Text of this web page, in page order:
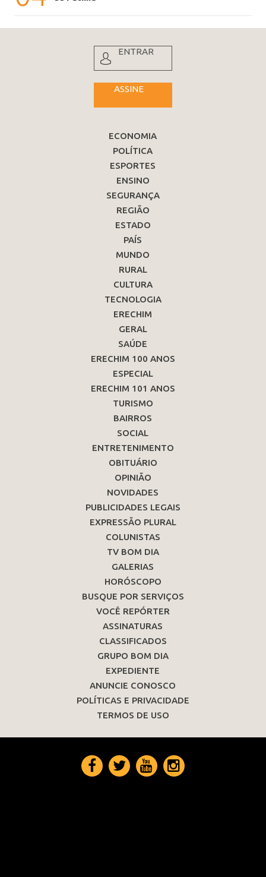
ENTRAR
ASSINE
ECONOMIA
POLÍTICA
ESPORTES
ENSINO
SEGURANÇA
REGIÃO
ESTADO
PAÍS
MUNDO
RURAL
CULTURA
TECNOLOGIA
ERECHIM
GERAL
SAÚDE
ERECHIM 100 ANOS
ESPECIAL
ERECHIM 101 ANOS
TURISMO
BAIRROS
SOCIAL
ENTRETENIMENTO
OBITUÁRIO
OPINIÃO
NOVIDADES
PUBLICIDADES LEGAIS
EXPRESSÃO PLURAL
COLUNISTAS
TV BOM DIA
GALERIAS
HORÓSCOPO
BUSQUE POR SERVIÇOS
VOCÊ REPÓRTER
ASSINATURAS
CLASSIFICADOS
GRUPO BOM DIA
EXPEDIENTE
ANUNCIE CONOSCO
POLÍTICAS E PRIVACIDADE
TERMOS DE USO